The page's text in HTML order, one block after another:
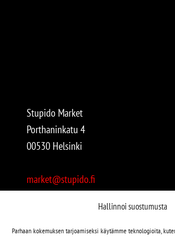
Hallinnoi suostumusta
Parhaan kokemuksen tarjoamiseksi käytämme teknologioita,
Stupido Market
Porthaninkatu 4
00530 Helsinki
market@stupido.fi
Avoinna: